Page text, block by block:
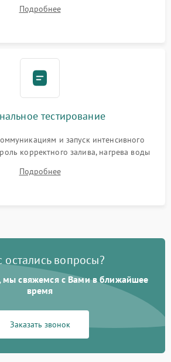
и установка датчика поплавка.
Подробнее
тестирование
и запуск интенсивного
корректного залива, нагрева воды
отсутствия посторонних шумов,
и абсолютной сухости в поддоне.
Подробнее
остались вопросы?
мы свяжемся с Вами в ближайшее
время
Заказать звонок